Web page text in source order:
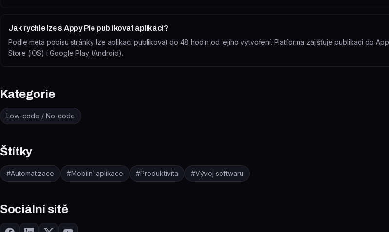
Jak rychle lze s Appy Pie publikovat aplikaci?
Podle meta popisu stránky lze aplikaci publikovat do 48 hodin od jejího vytvoření. Platforma zajišťuje publikaci do App
Store (iOS) i Google Play (Android).
Kategorie
Low-code / No-code
Štítky
#Automatizace #Mobilní aplikace #Produktivita #Vývoj softwaru
Sociální sítě